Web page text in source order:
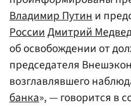
Владимир Путини
РоссииДмитрий
об освобождении от
председателя
возглавлявшего
банка», — говорится в